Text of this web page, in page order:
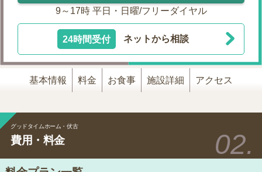
9～17時 平日・日曜/フリーダイヤル
24時間受付 ネットから相談
基本情報 料金 お食事 施設詳細 アクセス
グッドタイムホーム・伏古
費用・料金